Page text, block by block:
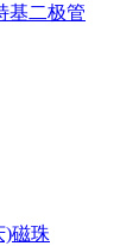
基二极管
)磁珠